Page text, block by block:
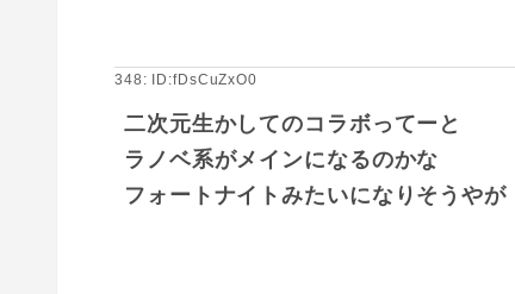
348: ID:fDsCuZxO0
二次元生かしてのコラボってーと
ラノベ系がメインになるのかな
フォートナイトみたいになりそうやが